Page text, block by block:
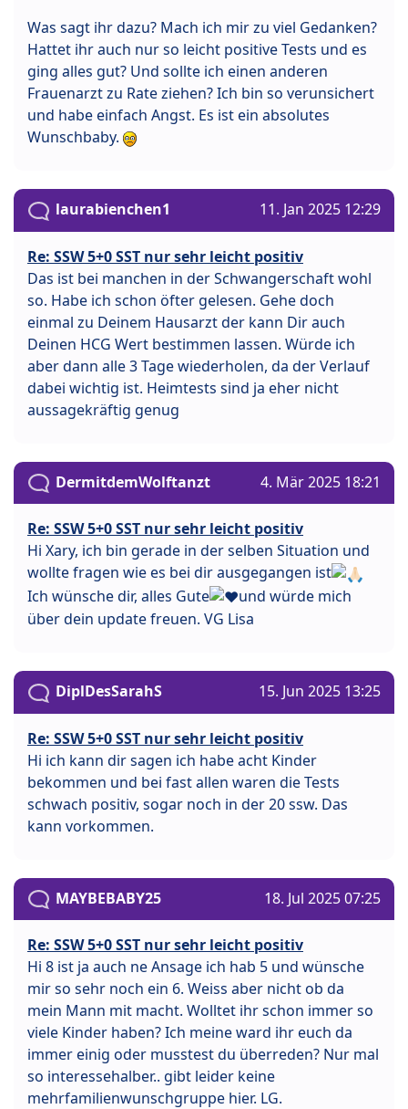
Was sagt ihr dazu? Mach ich mir zu viel Gedanken?
Hattet ihr auch nur so leicht positive Tests und es
ging alles gut? Und sollte ich einen anderen
Frauenarzt zu Rate ziehen? Ich bin so verunsichert
und habe einfach Angst. Es ist ein absolutes
Wunschbaby.
laurabienchen1 11. Jan 2025 12:29
Re: SSW 5+0 SST nur sehr leicht positiv
Das ist bei manchen in der Schwangerschaft wohl
so. Habe ich schon öfter gelesen. Gehe doch
einmal zu Deinem Hausarzt der kann Dir auch
Deinen HCG Wert bestimmen lassen. Würde ich
aber dann alle 3 Tage wiederholen, da der Verlauf
dabei wichtig ist. Heimtests sind ja eher nicht
aussagekräftig genug
DermitdemWolftanzt 4. Mär 2025 18:21
Re: SSW 5+0 SST nur sehr leicht positiv
Hi Xary, ich bin gerade in der selben Situation und
wollte fragen wie es bei dir ausgegangen ist
Ich wünsche dir, alles Gute
und würde mich
über dein update freuen. VG Lisa
DiplDesSarahS 15. Jun 2025 13:25
Re: SSW 5+0 SST nur sehr leicht positiv
Hi ich kann dir sagen ich habe acht Kinder
bekommen und bei fast allen waren die Tests
schwach positiv, sogar noch in der 20 ssw. Das
kann vorkommen.
MAYBEBABY25 18. Jul 2025 07:25
Re: SSW 5+0 SST nur sehr leicht positiv
Hi 8 ist ja auch ne Ansage ich hab 5 und wünsche
mir so sehr noch ein 6. Weiss aber nicht ob da
mein Mann mit macht. Wolltet ihr schon immer so
viele Kinder haben? Ich meine ward ihr euch da
immer einig oder musstest du überreden? Nur mal
so interessehalber.. gibt leider keine
mehrfamilienwunschgruppe hier. LG.